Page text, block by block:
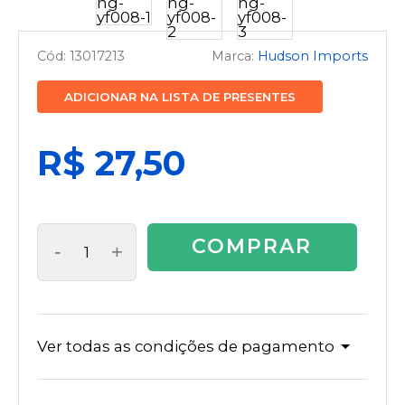
13017213 Hudson Imports
ADICIONAR NA LISTA DE PRESENTES
R$ 27,50
- + COMPRAR
Ver todas as condições de pagamento